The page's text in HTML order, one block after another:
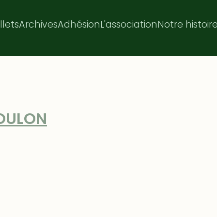
ArchivesAdhésionL'associationNotre histoire